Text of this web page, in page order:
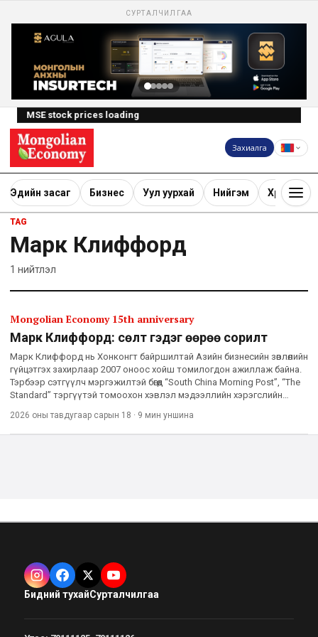
СУРТАЛЧИЛГАА
MSE stock prices loading
Захиалга
Эдийн засаг Бизнес Уул уурхай Нийгэм Хөрөнгө
TAG
Марк Клиффорд
1 нийтлэл
Mongolian Economy 15th anniversary
Марк Клиффорд: Өсөлт гэдэг өөрөө сорилт
Марк Клиффорд нь Хонконгт байршилтай Азийн бизнесийн зөвлөлийн
гүйцэтгэх захирлаар 2007 оноос хойш томилогдон ажиллаж байна.
Тэрбээр сэтгүүлч мэргэжилтэй бөгөөд “South China Morning Post”, “The
Standard” тэргүүтэй томоохон хэвлэл мэдээллийн хэрэгслийн
2026 оны тавдугаар сарын 18 · 9 мин уншина
Бидний тухайСурталчилгаа